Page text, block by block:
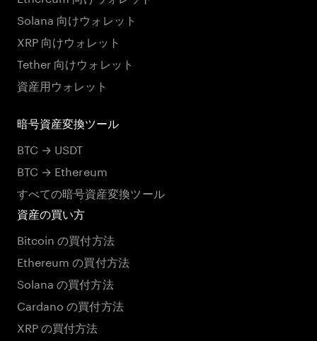
Solana 向けウォレット
XRP 向けウォレット
Tether 向けウォレット
資産用ウォレット
暗号資産変換ツール
BTC → USDT
BTC → Ethereum
すべての暗号資産変換ツール
資産の買い方
Bitcoin の買付方法
Ethereum の買付方法
Solana の買付方法
Cardano の買付方法
XRP の買付方法